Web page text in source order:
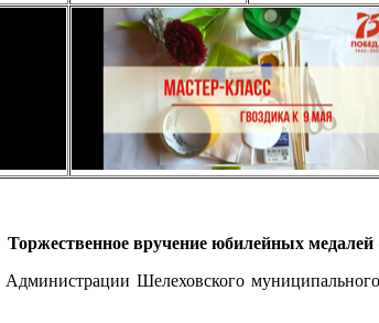
Торжественное вручение юбилейных медалей
Администрации Шелеховского